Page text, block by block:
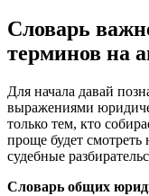
Словарь
терминов на
Для начала давай
выражениями
только тем, кто
проще будет
судебные
Словарь общих